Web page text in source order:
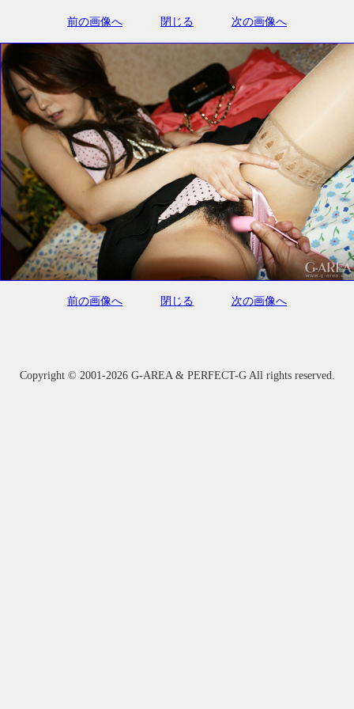
前の画像へ 閉じる 次の画像へ
前の画像へ 閉じる 次の画像へ
Copyright © 2001-2026 G-AREA & PERFECT-G All rights reserved.